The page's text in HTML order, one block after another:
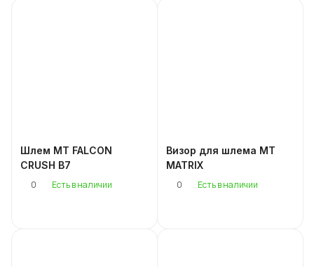
Шлем MT FALCON
CRUSH B7
0
Есть в наличии
Визор для шлема MT
MATRIX
0
Есть в наличии